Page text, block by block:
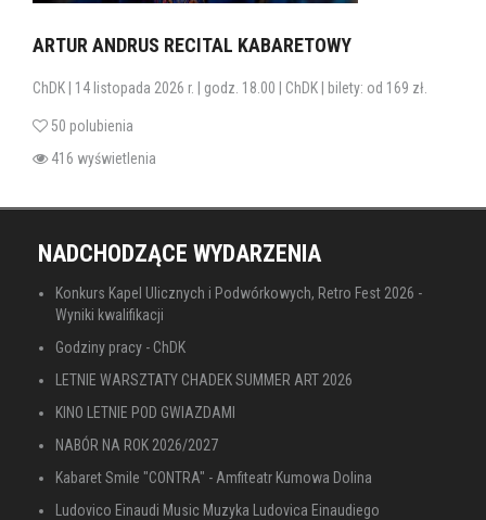
ARTUR ANDRUS RECITAL KABARETOWY
ChDK | 14 listopada 2026 r. | godz. 18.00 | ChDK | bilety: od 169 zł.
50 polubienia
416 wyświetlenia
NADCHODZĄCE WYDARZENIA
Konkurs Kapel Ulicznych i Podwórkowych, Retro Fest 2026 -
Wyniki kwalifikacji
Godziny pracy - ChDK
LETNIE WARSZTATY CHADEK SUMMER ART 2026
KINO LETNIE POD GWIAZDAMI
NABÓR NA ROK 2026/2027
Kabaret Smile "CONTRA" - Amfiteatr Kumowa Dolina
Ludovico Einaudi Music Muzyka Ludovica Einaudiego